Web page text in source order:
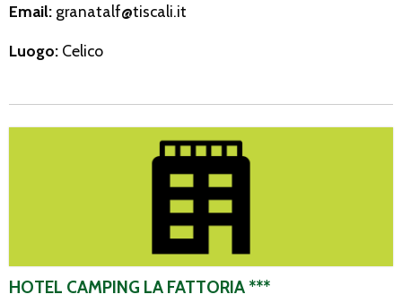
Email: granatalf@tiscali.it
Luogo: Celico
Hotel camping La Fattoria ***
HOTEL CAMPING LA FATTORIA ***